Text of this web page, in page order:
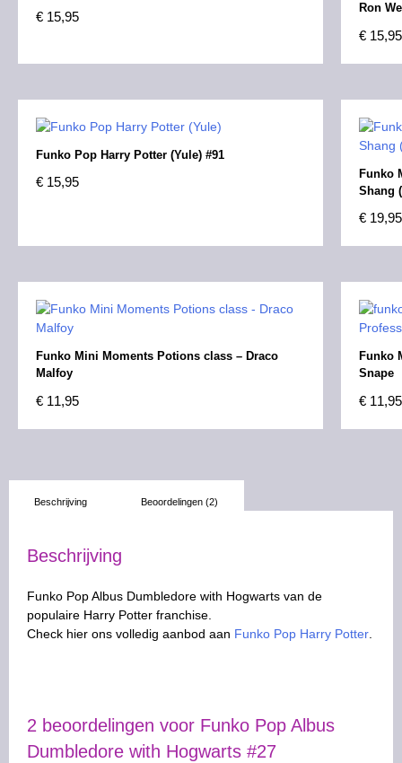
€ 15,95
Ron
€ 15,95
Funko Pop Harry Potter (Yule) #91
€ 15,95
Funko
Shang
€ 19,95
Funko Mini Moments Potions class – Draco
Malfoy
€ 11,95
Funko
Snape
€ 11,95
Beschrijving Beoordelingen (2)
Beschrijving
Funko Pop Albus Dumbledore with Hogwarts van de
populaire Harry Potter franchise.
Check hier ons volledig aanbod aan Funko Pop Harry Potter
2 beoordelingen voor Funko Pop Albus
Dumbledore with Hogwarts #27